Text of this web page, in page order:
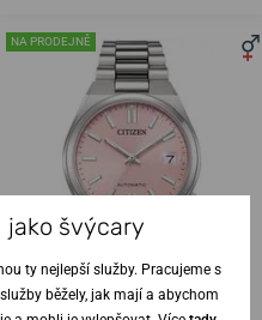
NA PRODEJNĚ
jako švýcary
ty nejlepší služby. Pracujeme s
běžely, jak mají a abychom